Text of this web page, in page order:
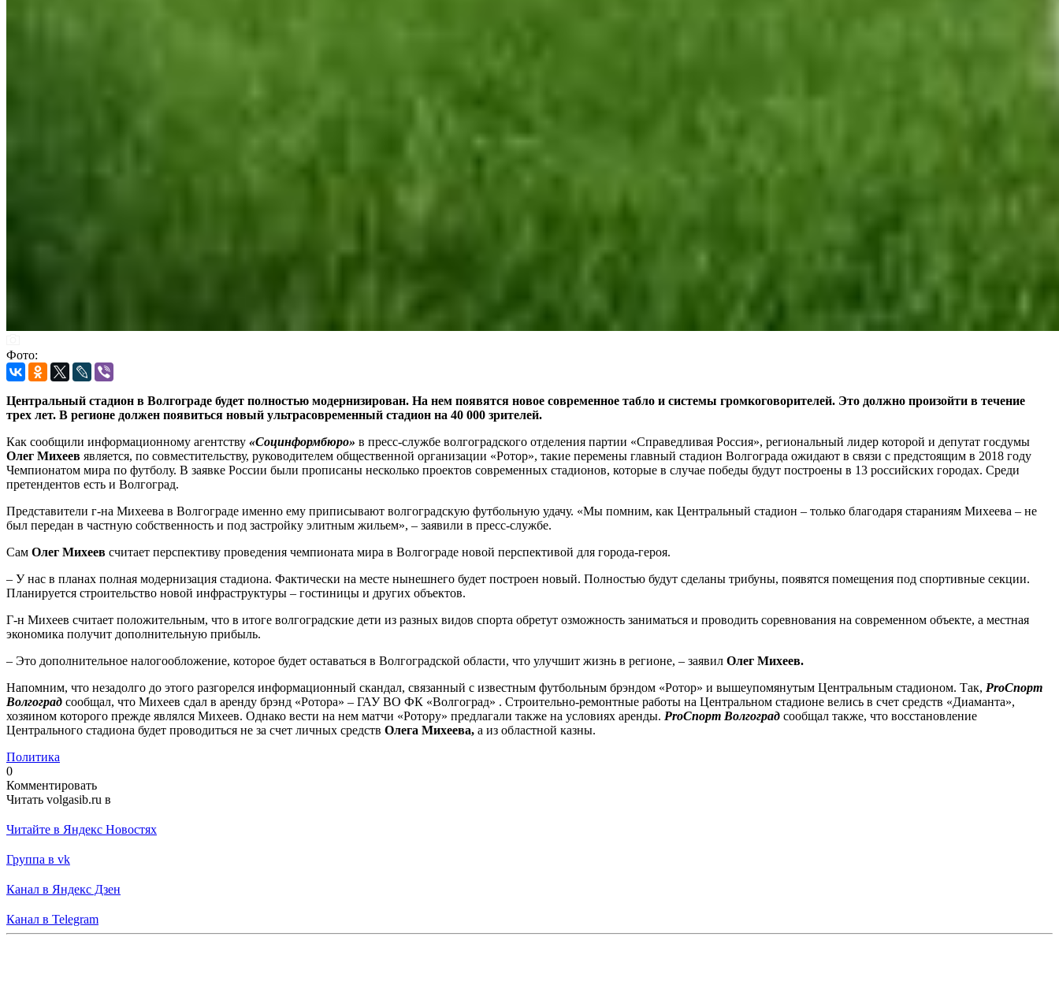
Фото:
Центральный стадион в Волгограде будет полностью модернизирован. На нем появятся новое современное табло и системы громкоговорителей. Это должно произойти в течение
трех лет. В регионе должен появиться новый ультрасовременный стадион на 40 000 зрителей.
Как сообщили информационному агентству «Социнформбюро» в пресс-службе волгоградского отделения партии «Справедливая Россия», региональный лидер которой и депутат госдумы
Олег Михеев является, по совместительству, руководителем общественной организации «Ротор», такие перемены главный стадион Волгограда ожидают в связи с предстоящим в 2018 году
Чемпионатом мира по футболу. В заявке России были прописаны несколько проектов современных стадионов, которые в случае победы будут построены в 13 российских городах. Среди
претендентов есть и Волгоград.
Представители г-на Михеева в Волгограде именно ему приписывают волгоградскую футбольную удачу. «Мы помним, как Центральный стадион – только благодаря стараниям Михеева – не
был передан в частную собственность и под застройку элитным жильем», – заявили в пресс-службе.
Сам Олег Михеев считает перспективу проведения чемпионата мира в Волгограде новой перспективой для города-героя.
– У нас в планах полная модернизация стадиона. Фактически на месте нынешнего будет построен новый. Полностью будут сделаны трибуны, появятся помещения под спортивные секции.
Планируется строительство новой инфраструктуры – гостиницы и других объектов.
Г-н Михеев считает положительным, что в итоге волгоградские дети из разных видов спорта обретут озможность заниматься и проводить соревнования на современном объекте, а местная
экономика получит дополнительную прибыль.
– Это дополнительное налогообложение, которое будет оставаться в Волгоградской области, что улучшит жизнь в регионе, – заявил Олег Михеев.
Напомним, что незадолго до этого разгорелся информационный скандал, связанный с известным футбольным брэндом «Ротор» и вышеупомянутым Центральным стадионом. Так, ProСпорт
Волгоград сообщал, что Михеев сдал в аренду брэнд «Ротора» – ГАУ ВО ФК «Волгоград» . Строительно-ремонтные работы на Центральном стадионе велись в счет средств «Диаманта»,
хозяином которого прежде являлся Михеев. Однако вести на нем матчи «Ротору» предлагали также на условиях аренды. ProСпорт Волгоград сообщал также, что восстановление
Центрального стадиона будет проводиться не за счет личных средств Олега Михеева, а из областной казны.
Политика
0
Комментировать
Читать volgasib.ru в
Читайте в Яндекс Новостях
Группа в vk
Канал в Яндекс Дзен
Канал в Telegram